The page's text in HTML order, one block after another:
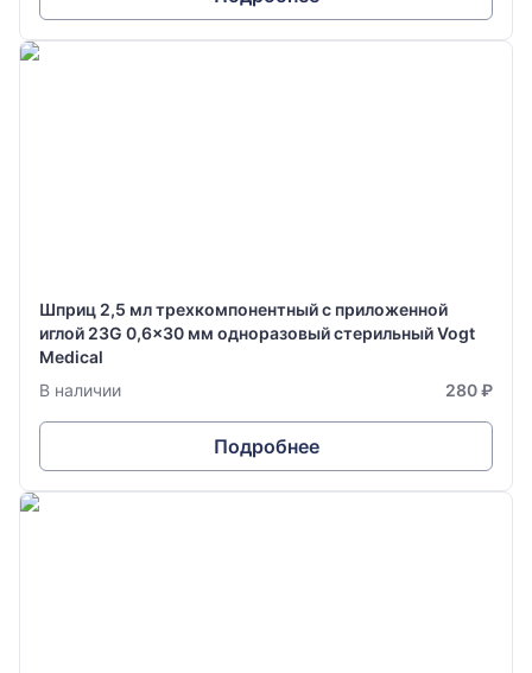
Шприц 2,5 мл трехкомпонентный с приложенной
иглой 23G 0,6x30 мм одноразовый стерильный Vogt
Medical
В наличии
280 ₽
Подробнее